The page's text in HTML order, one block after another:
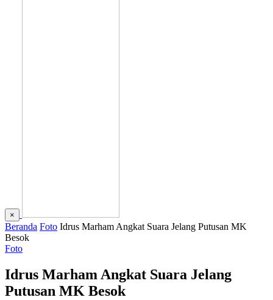
×
Beranda Foto Idrus Marham Angkat Suara Jelang Putusan MK
Besok
Foto
Idrus Marham Angkat Suara Jelang
Putusan MK Besok